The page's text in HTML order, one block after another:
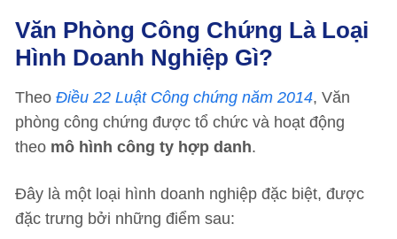
Văn Phòng Công Chứng Là Loại
Hình Doanh Nghiệp Gì?
Theo Điều 22 Luật Công chứng năm 2014, Văn
phòng công chứng được tổ chức và hoạt động
theo mô hình công ty hợp danh.
Đây là một loại hình doanh nghiệp đặc biệt, được
đặc trưng bởi những điểm sau: